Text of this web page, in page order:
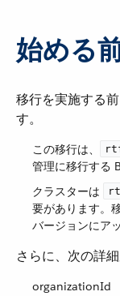
始める
移行を実施する
す。
この移行は、​
管理に移行する
クラスターは ​
要があります。
バージョンにア
さらに、次の詳細
organizationId